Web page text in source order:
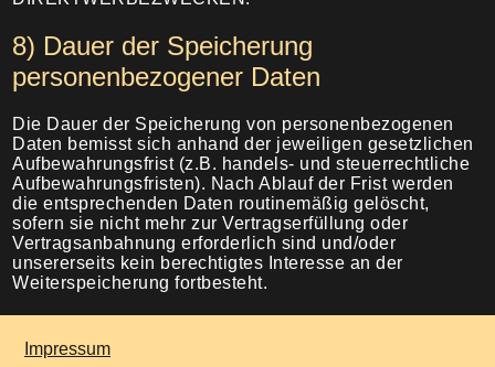
8) Dauer der Speicherung
personenbezogener Daten
Die Dauer der Speicherung von personenbezogenen
Daten bemisst sich anhand der jeweiligen gesetzlichen
Aufbewahrungsfrist (z.B. handels- und steuerrechtliche
Aufbewahrungsfristen). Nach Ablauf der Frist werden
die entsprechenden Daten routinemäßig gelöscht,
sofern sie nicht mehr zur Vertragserfüllung oder
Vertragsanbahnung erforderlich sind und/oder
unsererseits kein berechtigtes Interesse an der
Weiterspeicherung fortbesteht.
Impressum